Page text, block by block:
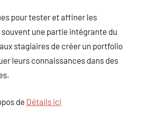
pour tester et affiner les
une partie intégrante du
stagiaires de créer un portfolio
leurs connaissances dans des
de Détails ici